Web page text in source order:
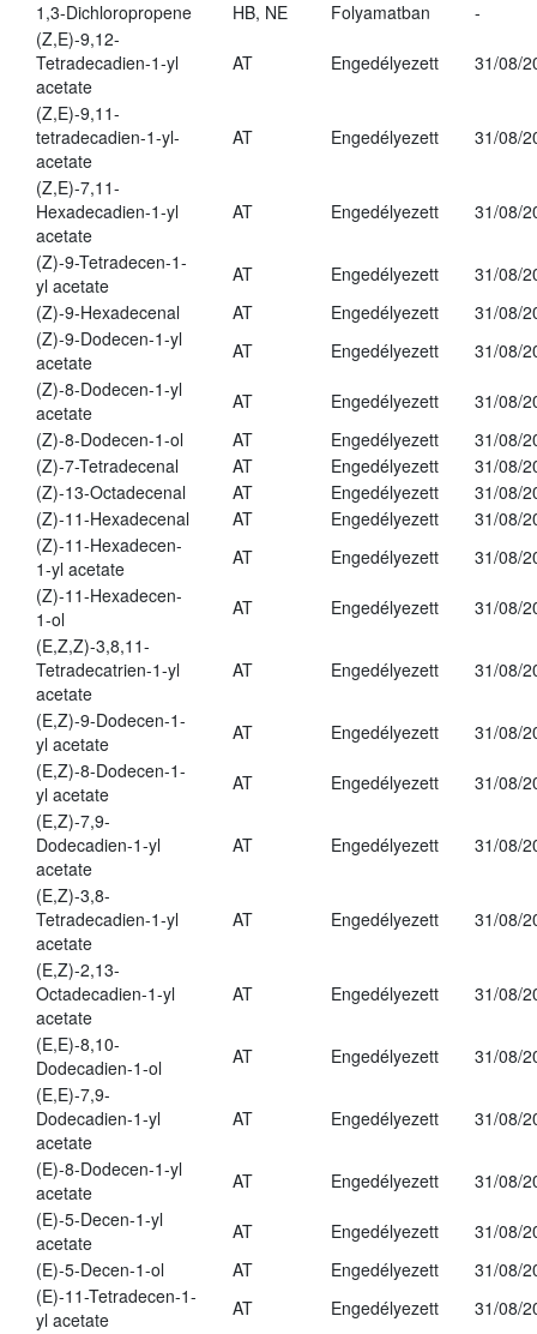
1,3-Dichloropropene HB, NE Folyamatban
-
(Z,E)-9,12-
Tetradecadien-1-yl
acetate
AT Engedélyezett 31/08/
(Z,E)-9,11-
tetradecadien-1-yl-
acetate
AT Engedélyezett 31/08/
(Z,E)-7,11-
Hexadecadien-1-yl
acetate
AT Engedélyezett 31/08/
(Z)-9-Tetradecen-1-
yl acetate
AT Engedélyezett
31/08/
(Z)-9-Hexadecenal
AT Engedélyezett
31/08/
(Z)-9-Dodecen-1-yl
acetate
AT Engedélyezett
31/08/
(Z)-8-Dodecen-1-yl
acetate
AT Engedélyezett
31/08/
(Z)-8-Dodecen-1-ol
AT Engedélyezett
31/08/
(Z)-7-Tetradecenal
AT Engedélyezett
31/08/
(Z)-13-Octadecenal
AT Engedélyezett
31/08/
(Z)-11-Hexadecenal
AT Engedélyezett
31/08/
(Z)-11-Hexadecen-
1-yl acetate
AT Engedélyezett
31/08/
(Z)-11-Hexadecen-
1-ol
AT Engedélyezett
31/08/
(E,Z,Z)-3,8,11-
Tetradecatrien-1-yl
acetate
AT Engedélyezett 31/08/
(E,Z)-9-Dodecen-1-
yl acetate
AT Engedélyezett
31/08/
(E,Z)-8-Dodecen-1-
yl acetate
AT Engedélyezett
31/08/
(E,Z)-7,9-
Dodecadien-1-yl
acetate
AT Engedélyezett 31/08/
(E,Z)-3,8-
Tetradecadien-1-yl
acetate
AT Engedélyezett 31/08/
(E,Z)-2,13-
Octadecadien-1-yl
acetate
AT Engedélyezett 31/08/
(E,E)-8,10-
Dodecadien-1-ol
AT Engedélyezett
31/08/
(E,E)-7,9-
Dodecadien-1-yl
acetate
AT Engedélyezett 31/08/
(E)-8-Dodecen-1-yl
acetate
AT Engedélyezett
31/08/
(E)-5-Decen-1-yl
acetate
AT Engedélyezett
31/08/
(E)-5-Decen-1-ol
AT Engedélyezett
31/08/
(E)-11-Tetradecen-1-
yl acetate
AT Engedélyezett 31/08/